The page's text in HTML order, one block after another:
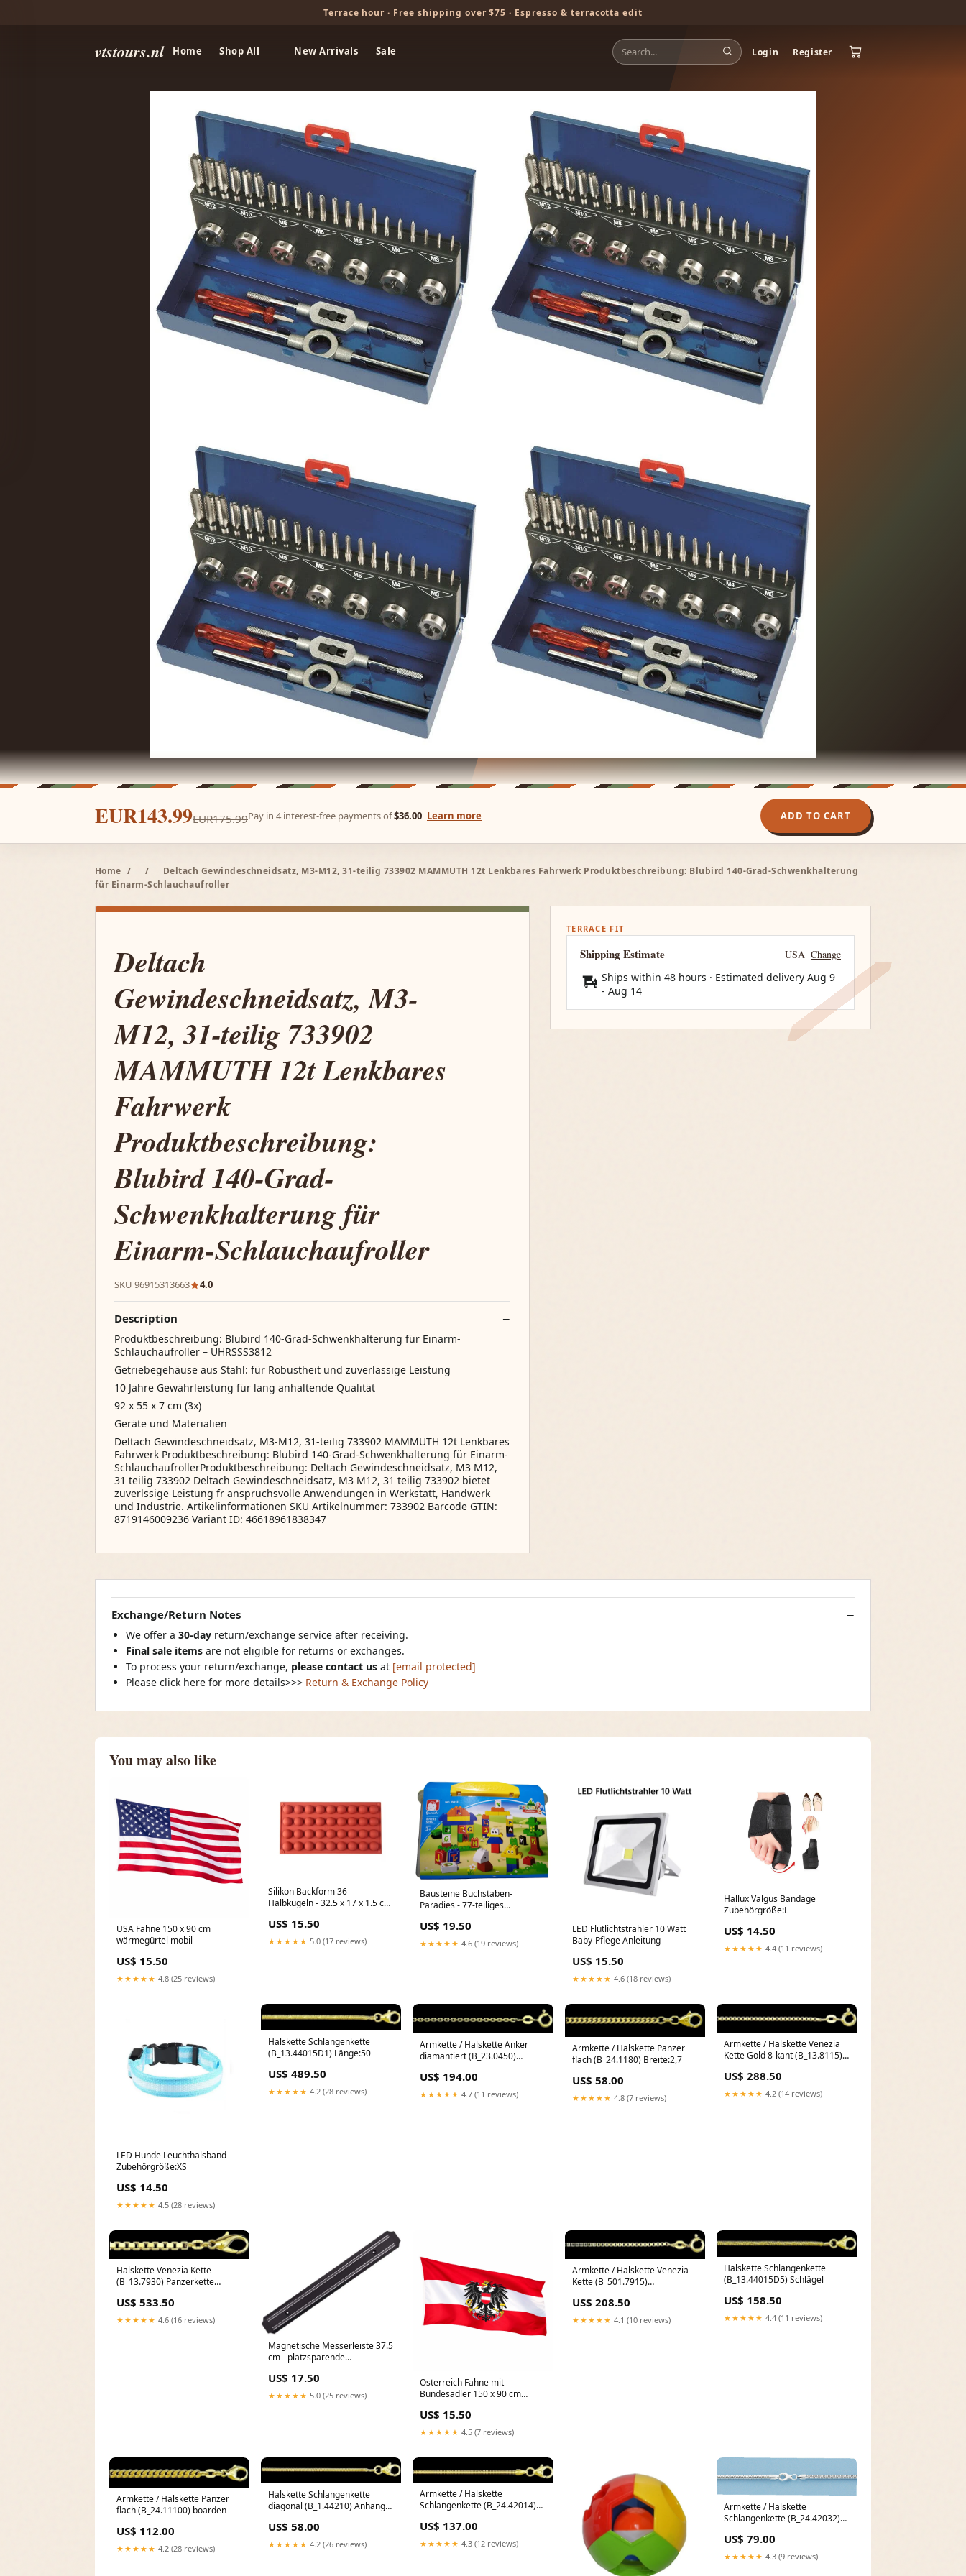
Terrace hour · Free shipping over $75 · Espresso & terracotta edit
vtstours.nl Home Shop All New Arrivals Sale Login Register
EUR143.99EUR175.99Pay in 4 interest-free payments of$36.00 Learn more ADD TO CART
Home / /
Deltach Gewindeschneidsatz, M3-M12, 31-teilig 733902 MAMMUTH 12t Lenkbares Fahrwerk Produktbeschreibung: Blubird 140-Grad-Schwenkhalterung
für Einarm-Schlauchaufroller
Deltach
Gewindeschneidsatz, M3-
M12, 31-teilig 733902
MAMMUTH 12t Lenkbares
Fahrwerk
Produktbeschreibung:
Blubird 140-Grad-
Schwenkhalterung für
Einarm-Schlauchaufroller
SKU 96915313663 4.0
Description
Produktbeschreibung: Blubird 140-Grad-Schwenkhalterung für Einarm-
Schlauchaufroller – UHRSSS3812
Getriebegehäuse aus Stahl: für Robustheit und zuverlässige Leistung
10 Jahre Gewährleistung für lang anhaltende Qualität
92 x 55 x 7 cm (3x)
Geräte und Materialien
Deltach Gewindeschneidsatz, M3-M12, 31-teilig 733902 MAMMUTH 12t Lenkbares
Fahrwerk Produktbeschreibung: Blubird 140-Grad-Schwenkhalterung für Einarm-
SchlauchaufrollerProduktbeschreibung: Deltach Gewindeschneidsatz, M3 M12,
31 teilig 733902 Deltach Gewindeschneidsatz, M3 M12, 31 teilig 733902 bietet
zuverlssige Leistung fr anspruchsvolle Anwendungen in Werkstatt, Handwerk
und Industrie. Artikelinformationen SKU Artikelnummer: 733902 Barcode GTIN:
8719146009236 Variant ID: 46618961838347
TERRACE FIT
Shipping Estimate USA Change
Ships within 48 hours · Estimated delivery Aug 9
- Aug 14
Exchange/Return Notes
We offer a 30-day return/exchange service after receiving.
Final sale items are not eligible for returns or exchanges.
To process your return/exchange, please contact us at [email protected]
Please click here for more details>>> Return & Exchange Policy
You may also like
USA Fahne 150 x 90 cm
wärmegürtel mobil
US$ 15.50
★★★★★ 4.8 (25 reviews)
Silikon Backform 36
Halbkugeln - 32.5 x 17 x 1.5 cm
kaufen
US$ 15.50
★★★★★ 5.0 (17 reviews)
Bausteine Buchstaben-
Paradies - 77-teiliges
Duplo bausteine tierpark
US$ 19.50
★★★★★ 4.6 (19 reviews)
LED Flutlichtstrahler 10 Watt
Baby-Pflege Anleitung
US$ 15.50
★★★★★ 4.6 (18 reviews)
Hallux Valgus Bandage
Zubehörgröße:L
US$ 14.50
★★★★★ 4.4 (11 reviews)
LED Hunde Leuchthalsband
Zubehörgröße:XS
US$ 14.50
★★★★★ 4.5 (28 reviews)
Halskette Schlangenkette
(B_13.44015D1) Länge:50
US$ 489.50
★★★★★ 4.2 (28 reviews)
Armkette / Halskette Anker
diamantiert (B_23.0450)
US$ 194.00
★★★★★ 4.7 (11 reviews)
Armkette / Halskette Panzer
flach (B_24.1180) Breite:2,7
US$ 58.00
★★★★★ 4.8 (7 reviews)
Armkette / Halskette Venezia
Kette Gold 8-kant (B_13.8115)
US$ 288.50
★★★★★ 4.2 (14 reviews)
Halskette Venezia Kette
(B_13.7930) Panzerkette
US$ 533.50
★★★★★ 4.6 (16 reviews)
Magnetische Messerleiste 37.5
cm - platzsparende
sushi bazooka schweiz
US$ 17.50
★★★★★ 5.0 (25 reviews)
Österreich Fahne mit
Bundesadler 150 x 90 cm
US$ 15.50
★★★★★ 4.5 (7 reviews)
Armkette / Halskette Venezia
Kette (B_501.7915)
US$ 208.50
★★★★★ 4.1 (10 reviews)
Halskette Schlangenkette
(B_13.44015D5) Schlägel
US$ 158.50
★★★★★ 4.4 (11 reviews)
Armkette / Halskette Panzer
flach (B_24.11100) boarden
US$ 112.00
★★★★★ 4.2 (28 reviews)
Halskette Schlangenkette
diagonal (B_1.44210) Anhänger
US$ 58.00
★★★★★ 4.2 (26 reviews)
Armkette / Halskette
Schlangenkette (B_24.42014)
US$ 137.00
★★★★★ 4.3 (12 reviews)
Armkette / Halskette
Schlangenkette (B_24.42032)
US$ 79.00
★★★★★ 4.3 (9 reviews)